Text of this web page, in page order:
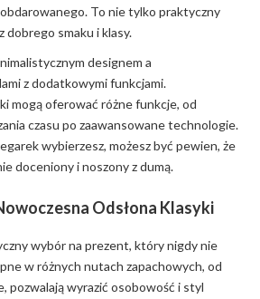
To nie tylko praktyczny
dobrego smaku i klasy.
designem a
z dodatkowymi funkcjami.
mogą oferować różne funkcje, od
czasu po zaawansowane technologie.
wybierzesz, możesz być pewien, że
doceniony i noszony z dumą.
Odsłona Klasyki
wybór na prezent, który nigdy nie
w różnych nutach zapachowych, od
pozwalają wyrazić osobowość i styl